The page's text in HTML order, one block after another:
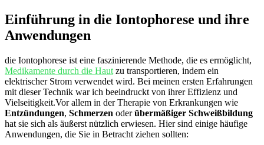
Einführung ‌in die Iontophorese und ‌ihre
Anwendungen
die⁤ Iontophorese ist eine‍ faszinierende ‌Methode, die es ermöglicht,
Medikamente durch die Haut zu transportieren, indem ein
elektrischer Strom ‍verwendet wird. Bei meinen​ ersten Erfahrungen
mit ⁤dieser⁣ Technik war ich beeindruckt von ihrer Effizienz und
Vielseitigkeit.Vor ​allem in der Therapie von Erkrankungen wie
Entzündungen, Schmerzen oder⁤übermäßiger Schweißbildung
hat sie sich⁣ als äußerst nützlich erwiesen. Hier‌ sind einige häufige‍
Anwendungen, die Sie​ in ‍Betracht ziehen sollten: